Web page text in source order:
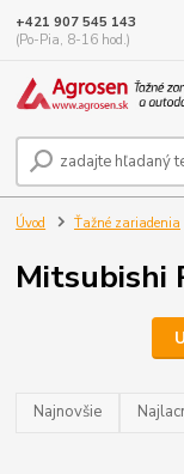
+421 907 545 143
(Po-Pia, 8-16 hod.)
Úvod Ťažné zariadenia
Mitsubishi
Najnovšie